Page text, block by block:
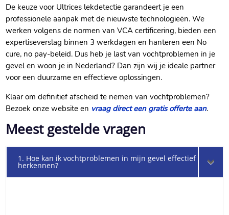
De keuze voor Ultrices lekdetectie garandeert je een
professionele aanpak met de nieuwste technologieën.​ We
werken volgens de normen van VCA certificering, bieden een
expertiseverslag binnen 3 werkdagen en hanteren een No
cure, no pay-beleid.​ Dus heb je last van vochtproblemen in je
gevel en woon je in Nederland? Dan zijn wij je ideale partner
voor een duurzame en effectieve oplossingen.​
Klaar om definitief afscheid te nemen van vochtproblemen?
Bezoek onze website en vraag direct een gratis offerte aan.​
Meest gestelde vragen
1. Hoe kan ik vochtproblemen in mijn gevel effectief
herkennen?